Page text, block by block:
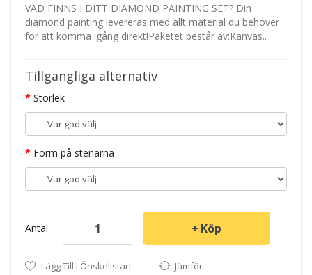
VAD FINNS I DITT DIAMOND PAINTING SET? Din
diamond painting levereras med allt material du behöver
för att komma igång direkt!Paketet består av:Kanvas..
Tillgängliga alternativ
Storlek
Form på stenarna
Antal Köp
Lägg Till I Önskelistan Jämför